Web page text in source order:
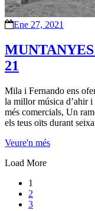
Ene 27, 2021
21
Mila i Fernando ens
la millor música d’ahir i
més comercials, Un
els teus oïts durant
Veure'n més
Load More
1
2
3